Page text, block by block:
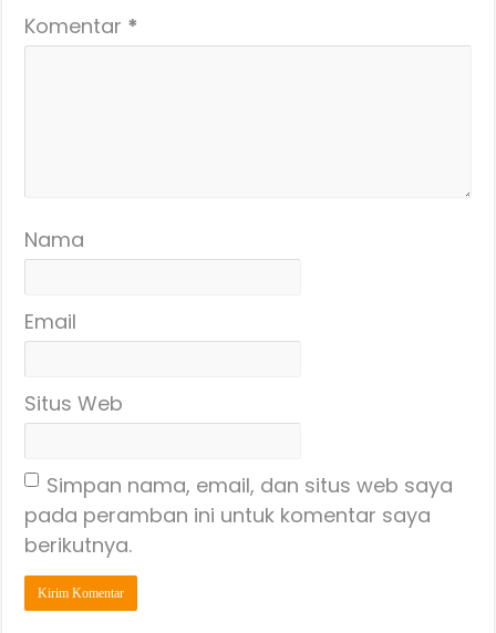
Komentar *
Nama
Email
Situs Web
Simpan nama, email, dan situs web saya
pada peramban ini untuk komentar saya
berikutnya.